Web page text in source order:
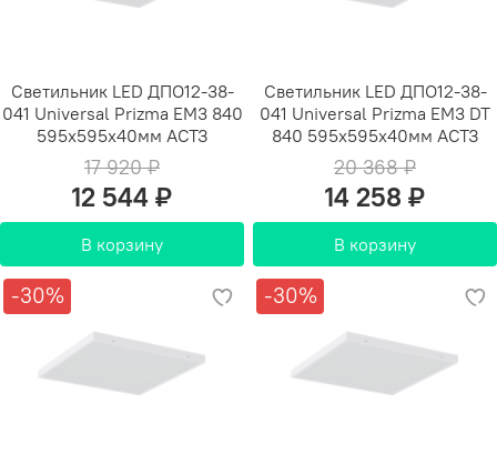
Светильник LED ДПО12-38-
041 Universal Prizma EM3 840
595х595х40мм АСТЗ
17 920 ₽
12 544 ₽
В корзину
Светильник LED ДПО12-38-
041 Universal Prizma EM3 DT
840 595х595х40мм АСТЗ
20 368 ₽
14 258 ₽
В корзину
-30% -30%